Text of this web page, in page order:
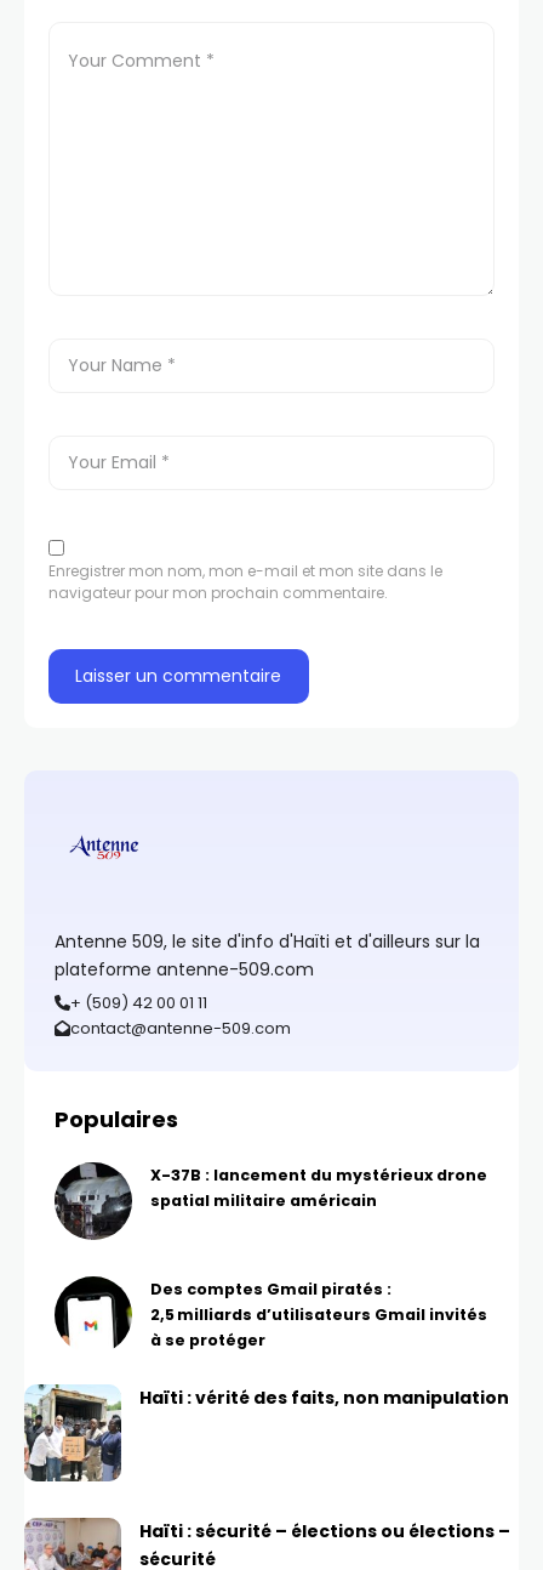
Enregistrer mon nom, mon e-mail et mon site dans le
navigateur pour mon prochain commentaire.
Antenne 509, le site d'info d'Haïti et d'ailleurs sur la
plateforme antenne-509.com
+ (509) 42 00 01 11
contact@antenne-509.com
Populaires
X-37B : lancement du mystérieux drone
spatial militaire américain
Des comptes Gmail piratés :
2,5 milliards d’utilisateurs Gmail invités
à se protéger
Haïti : vérité des faits, non manipulation
Haïti : sécurité – élections ou élections –
sécurité